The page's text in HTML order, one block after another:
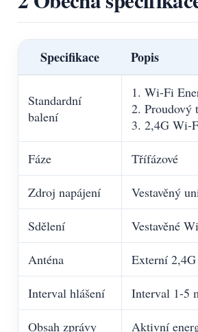
Specifikace Popis
Standardní
balení
1. Wi-Fi
2. Proudový
3. 2,4G Wi-
Fáze Třífázové
Zdroj napájení Vestavěný
Sdělení Vestavěné
Anténa Externí
Interval hlášení Interval 1-5
Obsah zprávy Aktivní